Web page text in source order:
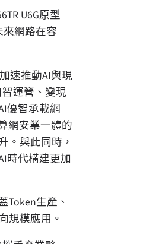
U6G原型
來網路在容
速推動AI與現
運營、變現
優智承載網
網安業一體的
。與此同時，
時代構建更加
Token生產、
規模應用。